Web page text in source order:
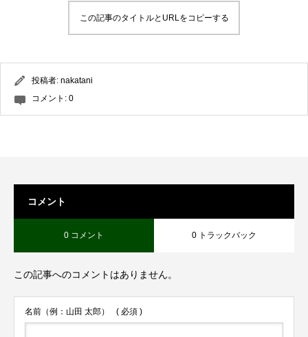
この記事のタイトルとURLをコピーする
投稿者: nakatani
コメント: 0
コメント
0 コメント 0 トラックバック
この記事へのコメントはありません。
名前（例：山田 太郎） ( 必須 )